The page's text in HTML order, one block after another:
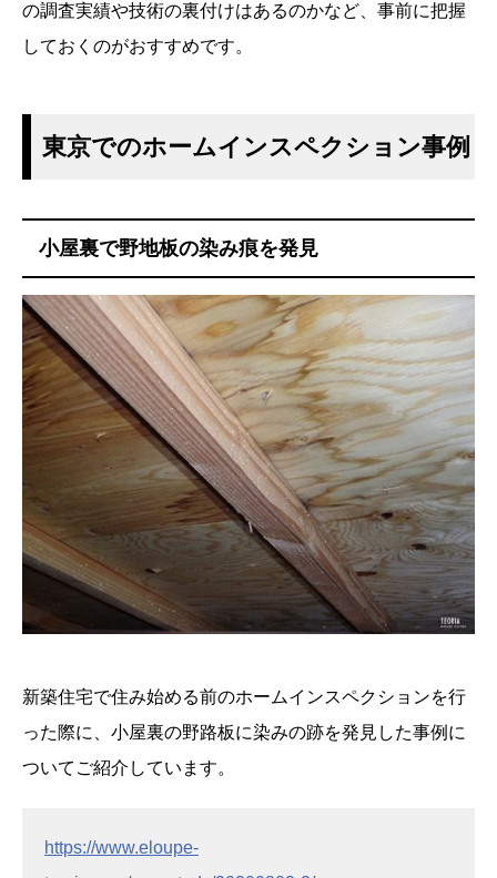
の調査実績や技術の裏付けはあるのかなど、事前に把握
しておくのがおすすめです。
東京でのホームインスペクション事例
小屋裏で野地板の染み痕を発見
新築住宅で住み始める前のホームインスペクションを行
った際に、小屋裏の野路板に染みの跡を発見した事例に
ついてご紹介しています。
https://www.eloupe-